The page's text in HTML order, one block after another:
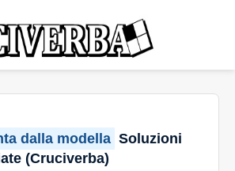
dalla modella Soluzioni
(Cruciverba)